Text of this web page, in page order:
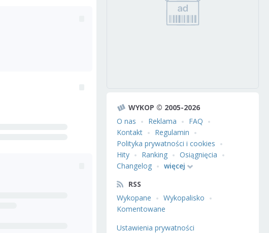
WYKOP © 2005-2026
O nas
Reklama
FAQ
Kontakt
Regulamin
Polityka prywatności i cookies
Hity
Ranking
Osiągnięcia
Changelog
więcej
RSS
Wykopane
Wykopalisko
Komentowane
Ustawienia prywatności